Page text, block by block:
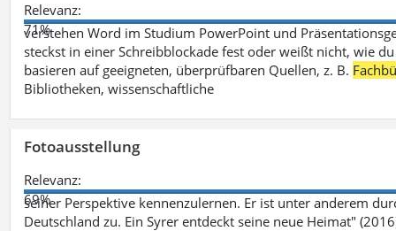
Relevanz:
71%
verstehen Word im Studium PowerPoint und
steckst in einer Schreibblockade fest oder weißt nicht, wie
basieren auf geeigneten, überprüfbaren Quellen, z. B.
Bibliotheken, wissenschaftliche
Fotoausstellung
Relevanz:
69%
seiner Perspektive kennenzulernen. Er ist unter anderem
Deutschland zu. Ein Syrer entdeckt seine neue Heimat"